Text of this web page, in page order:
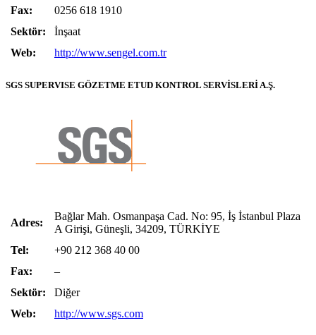
Fax:
0256 618 1910
Sektör:
İnşaat
Web:
http://www.sengel.com.tr
SGS SUPERVISE GÖZETME ETUD KONTROL SERVİSLERİ A.Ş.
Adres:
Bağlar Mah. Osmanpaşa Cad. No: 95, İş İstanbul Plaza
A Girişi, Güneşli, 34209, TÜRKİYE
Tel:
+90 212 368 40 00
Fax:
–
Sektör:
Diğer
Web:
http://www.sgs.com